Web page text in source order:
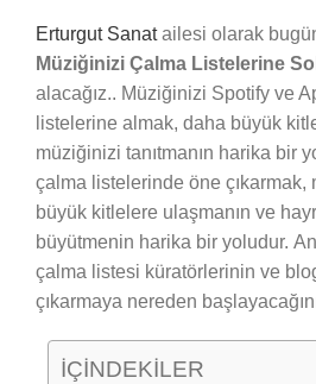
Erturgut Sanatailesi olarak
Müziğinizi Çalma Listelerine
alacağız.. Müziğinizi Spotify ve
listelerine almak, daha büyük
müziğinizi tanıtmanın harika bir
çalma listelerinde öne çıkarmak,
büyük kitlelere ulaşmanın ve
büyütmenin harika bir yoludur.
çalma listesi küratörlerinin ve
çıkarmaya nereden
İÇİNDEKİLER